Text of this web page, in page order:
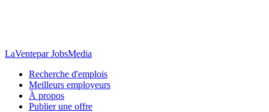
LaVentepar JobsMedia
Recherche d'emplois
Meilleurs employeurs
À propos
Publier une offre